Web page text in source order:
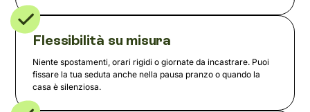
Flessibilità su misura
Niente spostamenti, orari rigidi o giornate da incastrare. Puoi
fissare la tua seduta anche nella pausa pranzo o quando la
casa è silenziosa.